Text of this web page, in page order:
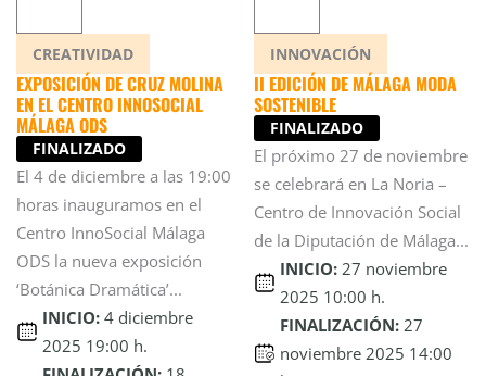
CREATIVIDAD
EXPOSICIÓN DE CRUZ MOLINA
EN EL CENTRO INNOSOCIAL
MÁLAGA ODS
FINALIZADO
El 4 de diciembre a las 19:00
horas inauguramos en el
Centro InnoSocial Málaga
ODS la nueva exposición
‘Botánica Dramática’...
INICIO: 4 diciembre
2025 19:00 h.
INNOVACIÓN
II EDICIÓN DE MÁLAGA MODA
SOSTENIBLE
FINALIZADO
El próximo 27 de noviembre
se celebrará en La Noria –
Centro de Innovación Social
de la Diputación de Málaga...
INICIO: 27 noviembre
2025 10:00 h.
FINALIZACIÓN: 27
noviembre 2025 14:00